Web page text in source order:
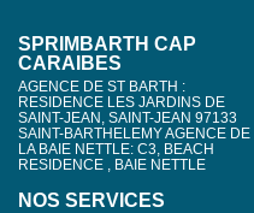
SPRIMBARTH CAP
CARAIBES
AGENCE DE ST BARTH :
RESIDENCE LES JARDINS DE
SAINT-JEAN, SAINT-JEAN 97133
SAINT-BARTHELEMY AGENCE DE
LA BAIE NETTLE: C3, BEACH
RESIDENCE , BAIE NETTLE
NOS SERVICES